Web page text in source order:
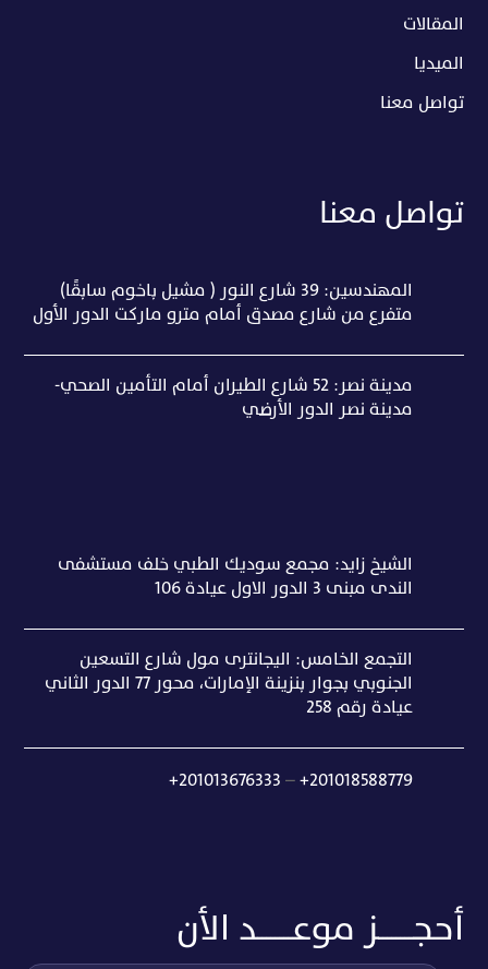
أحجــــــــز موعــــــــد الأن
الشيخ زايد: مجمع سوديك الطبي خلف مستشفى
الندى مبنى ٣ الدور الاول عيادة ١٠٦
التجمع الخامس: اليجانترى مول شارع التسعين
الجنوبي بجوار بنزينة الإمارات، محور 77 الدور الثاني
عيادة رقم 258
+201013676333–+201018588779
تواصل معنا
المهندسين: 39 شارع النور ( مشيل باخوم سابقًا)
متفرع من شارع مصدق أمام مترو ماركت الدور الأول
مدينة نصر: 52 شارع الطيران أمام التأمين الصحي-
مدينة نصر الدور الأرضي
المقالات
الميديا
تواصل معنا